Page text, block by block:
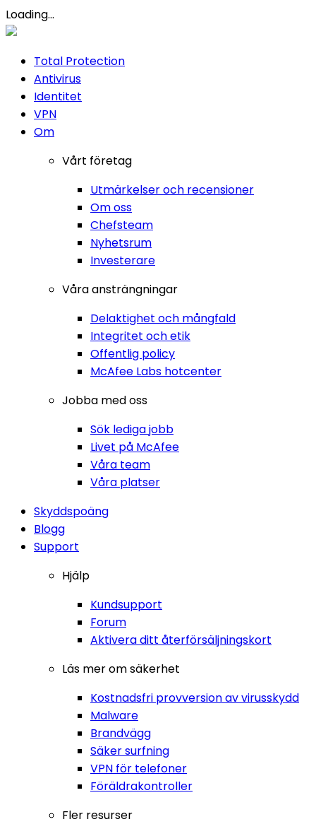
Loading...
Total Protection
Antivirus
Identitet
VPN
Om
Vårt företag
Utmärkelser och recensioner
Om oss
Chefsteam
Nyhetsrum
Investerare
Våra ansträngningar
Delaktighet och mångfald
Integritet och etik
Offentlig policy
McAfee Labs hotcenter
Jobba med oss
Sök lediga jobb
Livet på McAfee
Våra team
Våra platser
Skyddspoäng
Blogg
Support
Hjälp
Kundsupport
Forum
Aktivera ditt återförsäljningskort
Läs mer om säkerhet
Kostnadsfri provversion av virusskydd
Malware
Brandvägg
Säker surfning
VPN för telefoner
Föräldrakontroller
Fler resurser